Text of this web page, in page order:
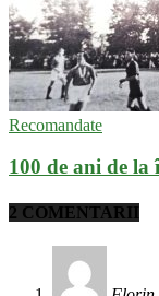
Recomandate
100 de ani de
2 COMENTARII